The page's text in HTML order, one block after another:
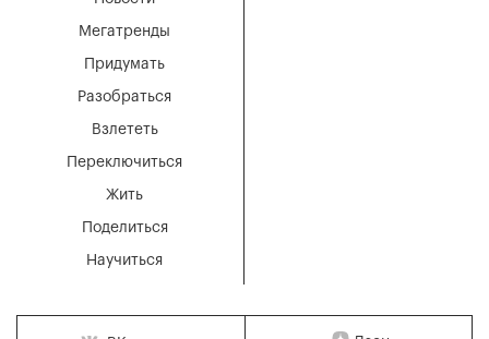
Мегатренды
Придумать
Разобраться
Взлететь
Переключиться
Жить
Поделиться
Научиться